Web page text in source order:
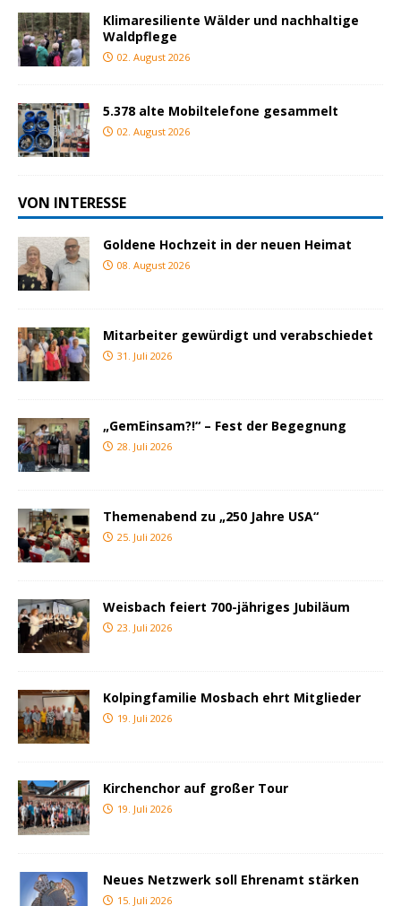
Klimaresiliente Wälder und nachhaltige
Waldpflege
02. August 2026
5.378 alte Mobiltelefone gesammelt
02. August 2026
VON INTERESSE
Goldene Hochzeit in der neuen Heimat
08. August 2026
Mitarbeiter gewürdigt und verabschiedet
31. Juli 2026
„GemEinsam?!“ – Fest der Begegnung
28. Juli 2026
Themenabend zu „250 Jahre USA“
25. Juli 2026
Weisbach feiert 700-jähriges Jubiläum
23. Juli 2026
Kolpingfamilie Mosbach ehrt Mitglieder
19. Juli 2026
Kirchenchor auf großer Tour
19. Juli 2026
Neues Netzwerk soll Ehrenamt stärken
15. Juli 2026